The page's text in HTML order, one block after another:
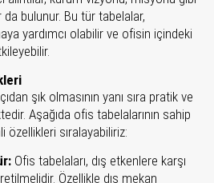
da bulunur. Bu tür tabelalar,
yardımcı olabilir ve ofisin içindeki
şık olmasının yanı sıra pratik ve
Aşağıda ofis tabelalarının sahip
özellikleri sıralayabiliriz:
Ofis tabelaları, dış etkenlere karşı
Özellikle dış mekan